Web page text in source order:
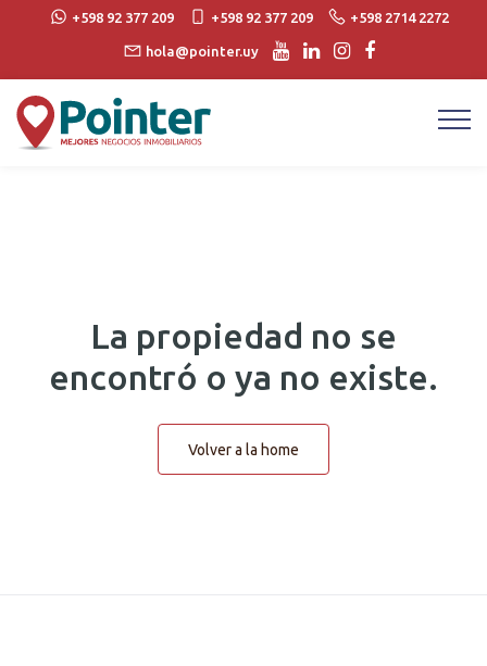
+598 92 377 209 +598 92 377 209 +598 2714 2272
hola@pointer.uy
La propiedad no se
encontró o ya no existe.
Volver a la home